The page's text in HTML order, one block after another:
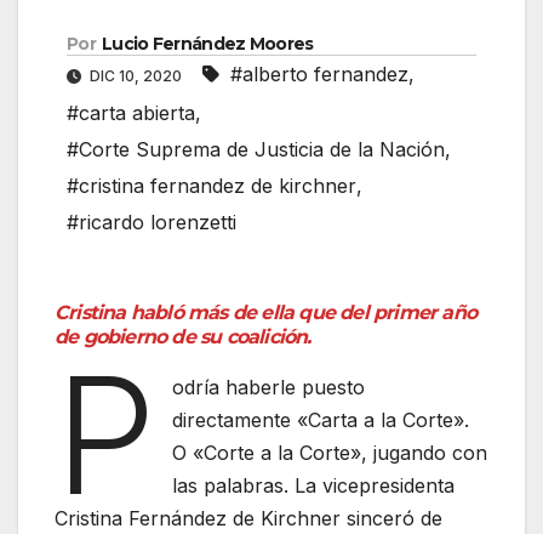
Por Lucio Fernández Moores
DIC 10, 2020 #alberto fernandez,
#carta abierta,
#Corte Suprema de Justicia de la Nación,
#cristina fernandez de kirchner,
#ricardo lorenzetti
Cristina habló más de ella que del primer año
de gobierno de su coalición.
P
odría haberle puesto
directamente «Carta a la Corte».
O «Corte a la Corte», jugando con
las palabras. La vicepresidenta
Cristina Fernández de Kirchner sinceró de